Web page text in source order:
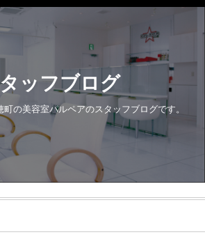
ッフブログ
の美容室パルペアのスタッフブログです。